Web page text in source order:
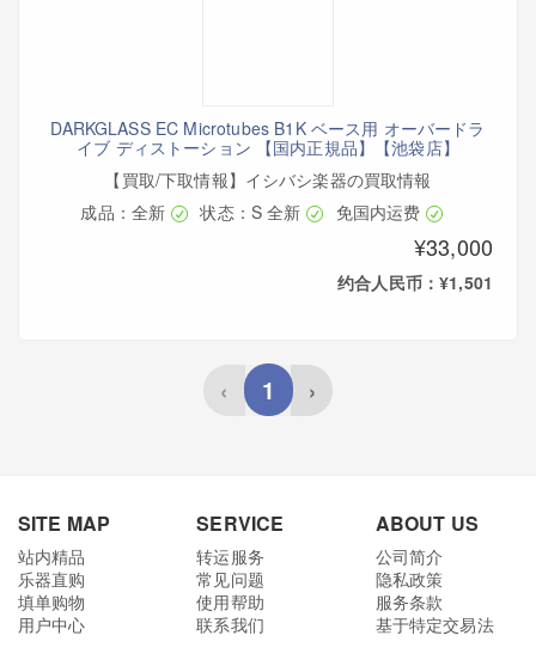
DARKGLASS EC Microtubes B1K ベース用 オーバードラ
イブ ディストーション 【国内正規品】【池袋店】
【買取/下取情報】イシバシ楽器の買取情報
成品：全新
状态：S 全新 免国内运费
¥33,000
约合人民币：¥1,501
‹ 1 ›
SITE MAP
站内精品
乐器直购
填单购物
用户中心
SERVICE
转运服务
常见问题
使用帮助
联系我们
ABOUT US
公司简介
隐私政策
服务条款
基于特定交易法